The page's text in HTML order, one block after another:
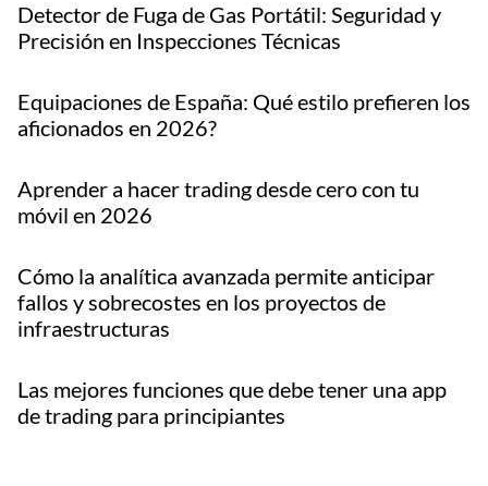
Detector de Fuga de Gas Portátil: Seguridad y
Precisión en Inspecciones Técnicas
Equipaciones de España: Qué estilo prefieren los
aficionados en 2026?
Aprender a hacer trading desde cero con tu
móvil en 2026
Cómo la analítica avanzada permite anticipar
fallos y sobrecostes en los proyectos de
infraestructuras
Las mejores funciones que debe tener una app
de trading para principiantes